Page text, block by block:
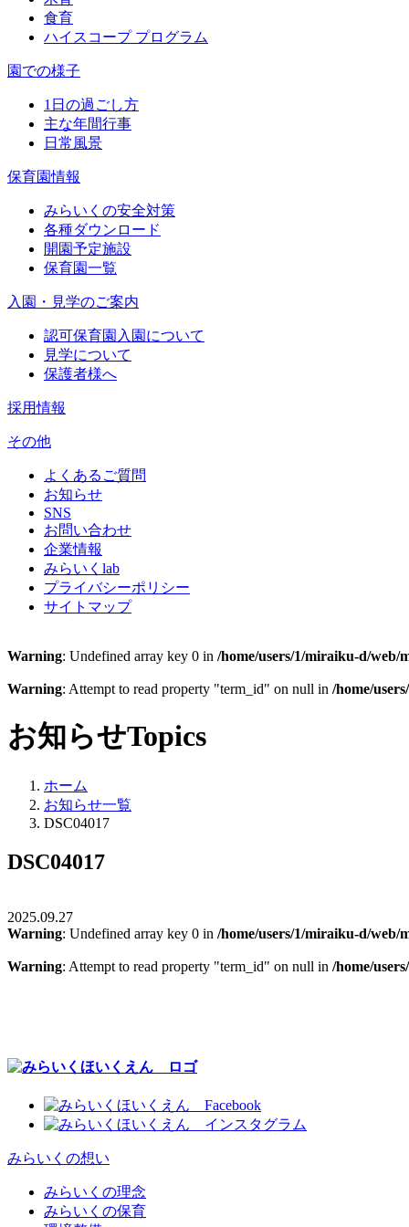
食育
ハイスコープ プログラム
園での様子
1日の過ごし方
主な年間行事
日常風景
保育園情報
みらいくの安全対策
各種ダウンロード
開園予定施設
保育園一覧
入園・見学のご案内
認可保育園入園について
見学について
保護者様へ
採用情報
その他
よくあるご質問
お知らせ
SNS
お問い合わせ
企業情報
みらいくlab
プライバシーポリシー
サイトマップ
Warning: Undefined array key 0 in /home/users/1/miraiku-d/web/
Warning: Attempt to read property "term_id" on null in /home/
お知らせTopics
ホーム
お知らせ一覧
DSC04017
DSC04017
2025.09.27
Warning: Undefined array key 0 in /home/users/1/miraiku-d/web/
Warning: Attempt to read property "term_id" on null in /home/
みらいくの想い
みらいくの理念
みらいくの保育